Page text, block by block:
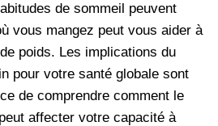
de sommeil peuvent
vous mangez peut vous aider à
poids. Les implications du
pour votre santé globale sont
de comprendre comment le
affecter votre capacité à